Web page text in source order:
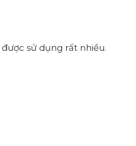
được sử dụng rất nhiều.